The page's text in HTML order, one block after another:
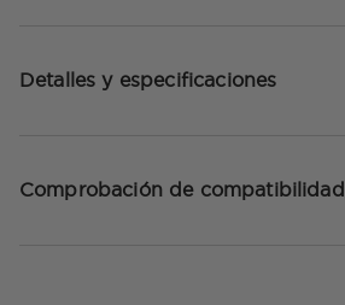
Detalles y especificaciones
Comprobación de compatibilidad